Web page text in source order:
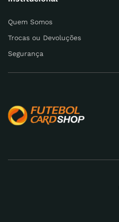
Quem Somos
Trocas ou Devoluções
Segurança